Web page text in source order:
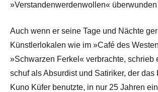
»Verstandenwerdenwollen« überwunden
Auch wenn er seine Tage und Nächte
Künstlerlokalen wie im »Café des
»Schwarzen Ferkel« verbrachte, schrieb
schuf als Absurdist und Satiriker, der das
Kuno Küfer benutzte, in nur 25 Jahren